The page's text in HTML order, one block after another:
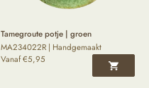
Tamegroute potje | groen
MA234022R | Handgemaakt
Vanaf€5,95